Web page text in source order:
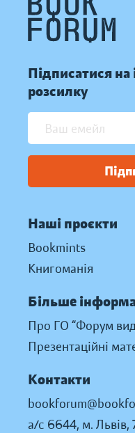
Підписатися
розсилку
Наші проєкти
Bookmints
Книгоманія
Більше
Про ГО “Форум
Презентаційні
Контакти
а/с 6644, м. Львів,